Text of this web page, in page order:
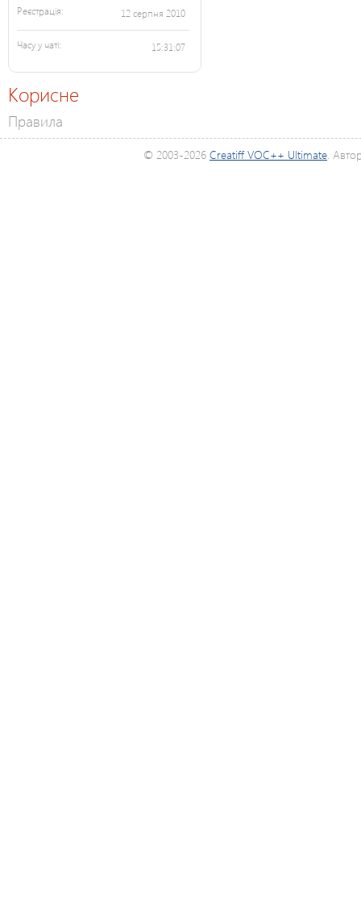
Реєстрація: 12 серпня 2010
Часу у чаті: 15:31:07
Корисне
Правила
© 2003-2026 Creatiff VOC++ Ultimate.